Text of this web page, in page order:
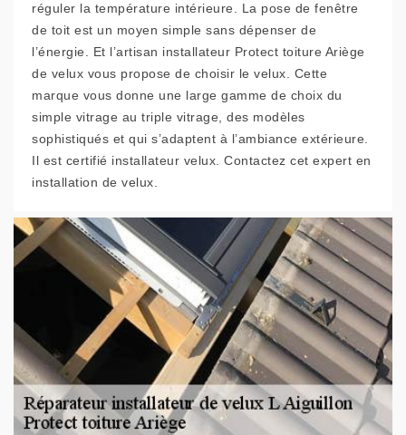
réguler la température intérieure. La pose de fenêtre
de toit est un moyen simple sans dépenser de
l’énergie. Et l’artisan installateur Protect toiture Ariège
de velux vous propose de choisir le velux. Cette
marque vous donne une large gamme de choix du
simple vitrage au triple vitrage, des modèles
sophistiqués et qui s’adaptent à l’ambiance extérieure.
Il est certifié installateur velux. Contactez cet expert en
installation de velux.